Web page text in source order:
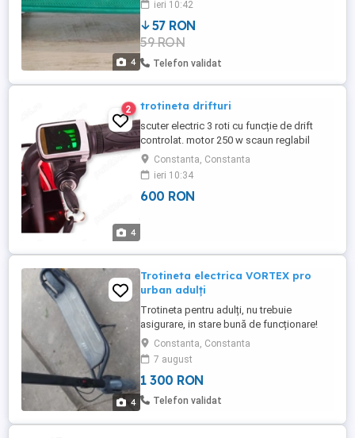
4
ieri 10:42
57 RON
59 RON
Telefon validat
4
2 trotineta drifturi
scuter electric 3 roti cu funcție de drift
controlat. motor 250 w scaun reglabil
afișaj led baterie frana fata ideal pentru
copii 5 - 12 ani
Constanta, Constanta
ieri 10:34
600 RON
4
Trotineta electrica VORTEX pro
urban adulți
Trotineta pentru adulți, nu trebuie
asigurare, in stare bună de funcționare!
Merită văzută!
Constanta, Constanta
7 august
1 300 RON
Telefon validat